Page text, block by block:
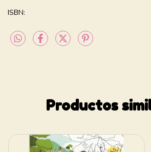
ISBN:
Productos